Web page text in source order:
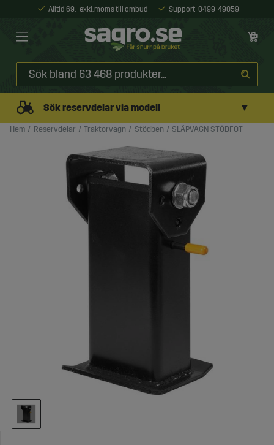
Alltid 69:- exkl. moms till ombud Support 0499-49059
Sök reservdelar via modell ▼
Hem Reservdelar Traktorvagn Stödben SLÄPVAGN STÖDFOT